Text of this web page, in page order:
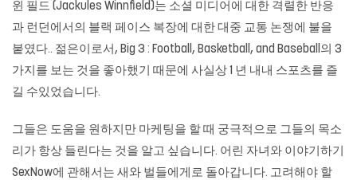
윈 필드 (Jackules Winnfield)는 소셜 미디어에 대한 격렬한 반응
과 런던에서의 블랙 페이스 복장에 대한 대중 교통 논쟁에 불을
붙였다.. 젊은이로서, Big 3 : Football, Basketball, and Baseball의 3
가지를 보는 것을 좋아했기 때문에 사실상 1 년 내내 스포츠를 즐
길 수있었습니다.
그들은 도움을 원하지만 마케팅을 할 때 궁극적으로 그들의 목소
리가 항상 들린다는 것을 알고 싶습니다. 어린 자녀와 이야기하기
SexNow에 관해서는 새와 벌들에게로 돌아갑니다. 고려해야 할